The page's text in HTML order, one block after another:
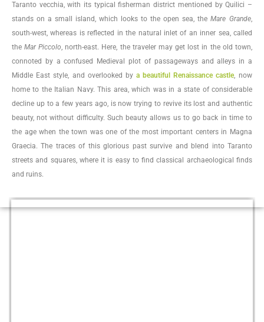
Taranto vecchia, with its typical fisherman district mentioned by Quilici –
stands on a small island, which looks to the open sea, the Mare Grande,
south-west, whereas is reflected in the natural inlet of an inner sea, called
the Mar Piccolo, north-east. Here, the traveler may get lost in the old town,
connoted by a confused Medieval plot of passageways and alleys in a
Middle East style, and overlooked by a beautiful Renaissance castle, now
home to the Italian Navy. This area, which was in a state of considerable
decline up to a few years ago, is now trying to revive its lost and authentic
beauty, not without difficulty. Such beauty allows us to go back in time to
the age when the town was one of the most important centers in Magna
Graecia. The traces of this glorious past survive and blend into Taranto
streets and squares, where it is easy to find classical archaeological finds
and ruins.